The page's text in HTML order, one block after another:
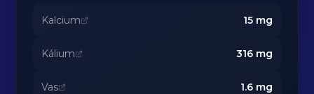
Kalcium 15mg
Kálium 316mg
Vas 1.6mg